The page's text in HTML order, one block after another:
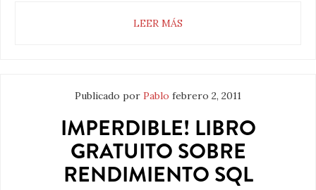
LEER MÁS
Publicado por Pablo febrero 2, 2011
IMPERDIBLE! LIBRO
GRATUITO SOBRE
RENDIMIENTO SQL